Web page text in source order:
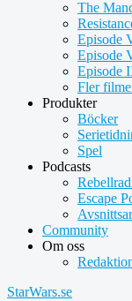
The
Episode
Episode
Episode
Fler
Produkter
Böcker
Spel
Podcasts
Escape
Community
Om oss
StarWars.se